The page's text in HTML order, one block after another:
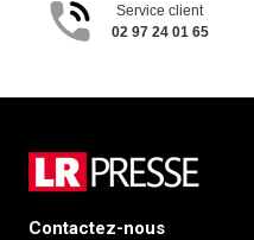
Service client
02 97 24 01 65
Contactez-nous